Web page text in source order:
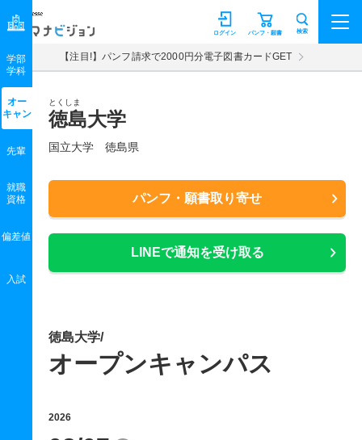
マナビジョン パンフ・願書
ログイン 検索
【注目!】パンフ請求で2000円分電子図書カードGET
とくしま
徳島大学
国立大学 徳島県
パンフ・願書取り寄せ
LINEで通知を受け取る
学部
学科
オー
キャン
先輩
就職
資格
偏差値
入試
徳島大学/
オープンキャンパス
2026